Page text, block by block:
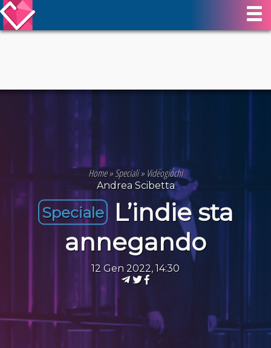
Home»Speciali»Videogiochi
Andrea Scibetta
Speciale
L’indie sta
annegando
12 Gen 2022, 14:30